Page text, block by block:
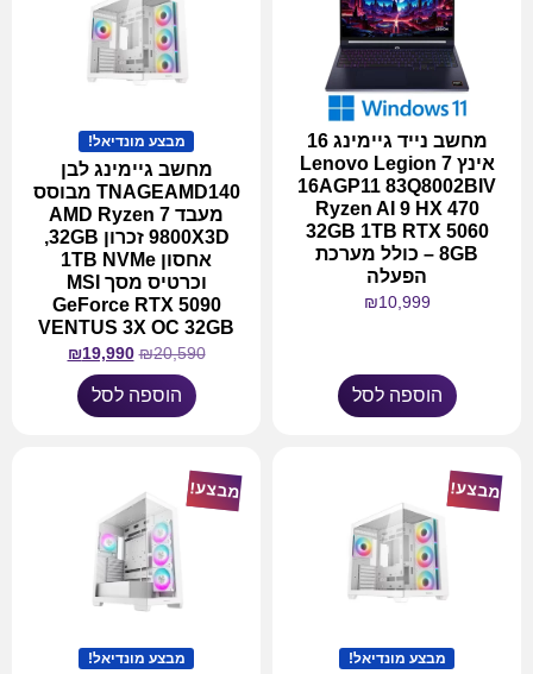
מחשב נייד גיימינג 16
אינץ Lenovo Legion 7
16AGP11 83Q8002BIV
Ryzen AI 9 HX 470
32GB 1TB RTX 5060
8GB – כולל מערכת
הפעלה
₪10,999
הוספה לסל
מבצע מונדיאל!
מחשב גיימינג לבן
TNAGEAMD140 מבוסס
מעבד AMD Ryzen 7
9800X3D זכרון 32GB,
אחסון 1TB NVMe
וכרטיס מסך MSI
GeForce RTX 5090
VENTUS 3X OC 32GB
₪20,590
₪19,990
הוספה לסל
מבצע!
מבצע מונדיאל!
מבצע!
מבצע מונדיאל!